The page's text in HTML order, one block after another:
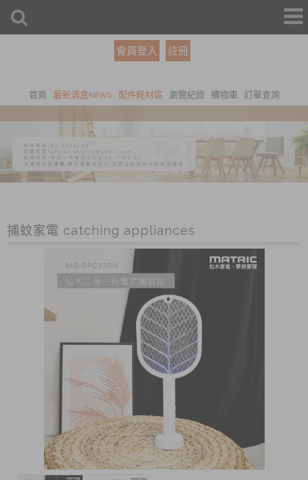
會員登入 註冊
首頁 最新消息NEWS 配件耗材區 瀏覽紀錄 購物車 訂單查詢
捕蚊家電 catching appliances